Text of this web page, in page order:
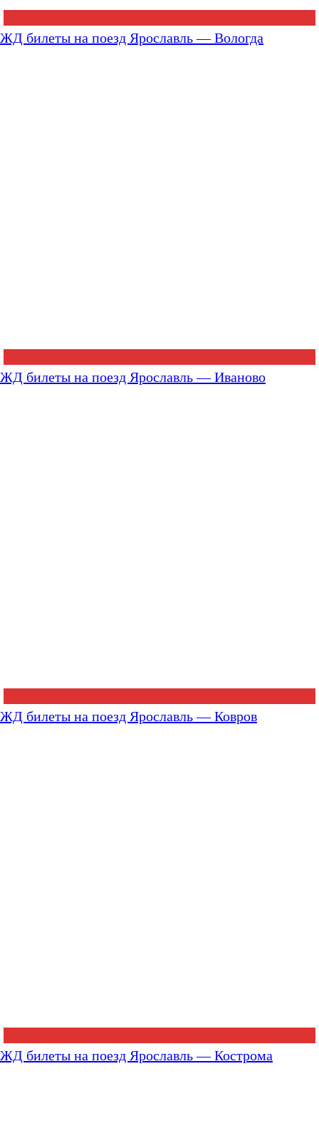
ЖД билеты на поезд Ярославль — Вологда
ЖД билеты на поезд Ярославль — Иваново
ЖД билеты на поезд Ярославль — Ковров
ЖД билеты на поезд Ярославль — Кострома